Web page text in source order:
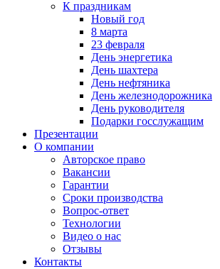
К праздникам
Новый год
8 марта
23 февраля
День энергетика
День шахтера
День нефтяника
День железнодорожника
День руководителя
Подарки госслужащим
Презентации
О компании
Авторское право
Вакансии
Гарантии
Сроки производства
Вопрос-ответ
Технологии
Видео о нас
Отзывы
Контакты